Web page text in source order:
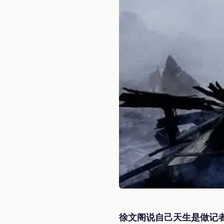
徐文阁说自己天生是做记